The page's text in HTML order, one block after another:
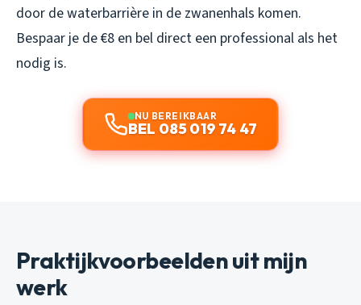
door de waterbarrière in de zwanenhals komen.
Bespaar je de €8 en bel direct een professional als het
nodig is.
NU BEREIKBAAR
BEL 085 019 74 47
Praktijkvoorbeelden uit mijn
werk